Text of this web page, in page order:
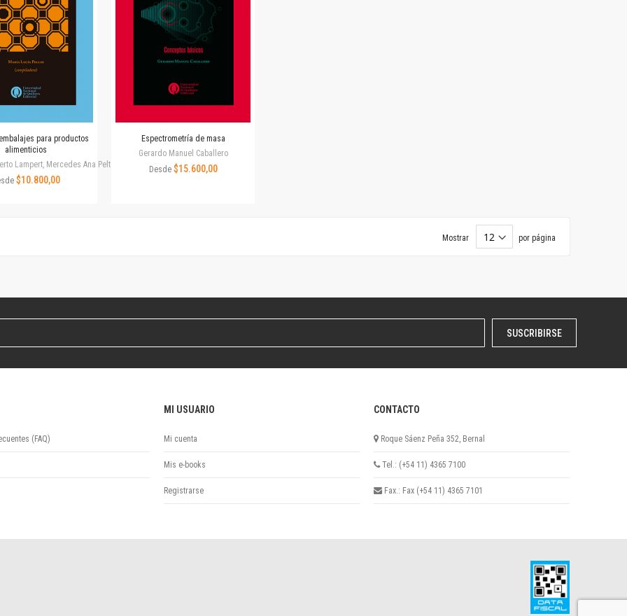
Fondo editorial
Biomedicina
Coediciones
Jornadas académicas
Libros de arte
Textos para la enseñanza universitaria
Intersecciones
Convergencia. Entre memoria y sociedad
Filosofía y ciencia
para productos
alimenticios
Lampert, Mercedes Ana Peltzer
$10.800,00
Espectrometría de masa
Gerardo Manuel Caballero
Desde $15.600,00
Mostrar por página
SUSCRIBIRSE
(FAQ)
MI USUARIO
Mi cuenta
Mis e-books
Registrarse
CONTACTO
Roque Sáenz Peña 352, Bernal
Tel.: (+54 11) 4365 7100
Fax.: Fax (+54 11) 4365 7101